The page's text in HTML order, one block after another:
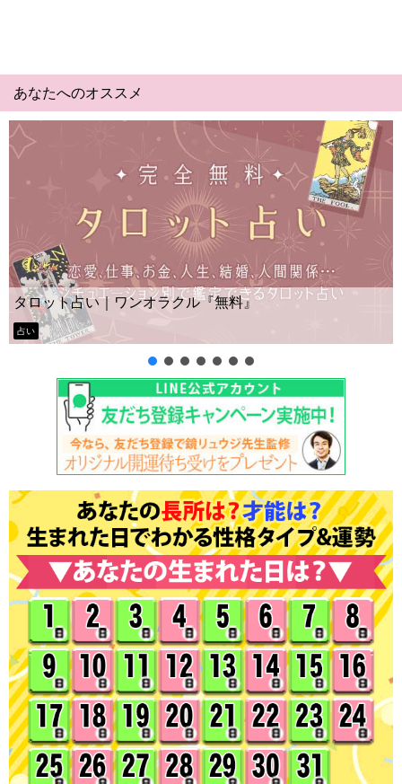
あなたへのオススメ
無料』
Yes No占い｜無料タロット◆私
ー？